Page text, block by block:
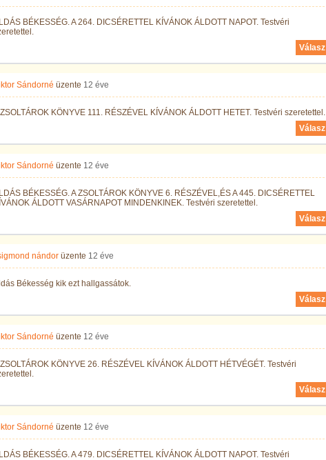
BÉKESSÉG. A 264. DICSÉRETTEL KÍVÁNOK ÁLDOTT NAPOT. Testvéri
Válasz
Sándorné üzente 12 éve
KÖNYVE 111. RÉSZÉVEL KÍVÁNOK ÁLDOTT HETET. Testvéri szeretettel.
Válasz
Sándorné üzente 12 éve
BÉKESSÉG. A ZSOLTÁROK KÖNYVE 6. RÉSZÉVEL,ÉS A 445. DICSÉRETTEL
ÁLDOTT VASÁRNAPOT MINDENKINEK. Testvéri szeretettel.
Válasz
nándor üzente 12 éve
Békesség kik ezt hallgassátok.
Válasz
Sándorné üzente 12 éve
KÖNYVE 26. RÉSZÉVEL KÍVÁNOK ÁLDOTT HÉTVÉGÉT. Testvéri
Válasz
Sándorné üzente 12 éve
BÉKESSÉG. A 479. DICSÉRETTEL KÍVÁNOK ÁLDOTT NAPOT. Testvéri